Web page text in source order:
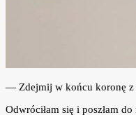
— Zdejmij w końcu koronę z
Odwróciłam się i poszłam